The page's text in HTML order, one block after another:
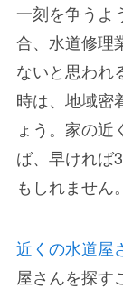
一刻を争うよ
合、水道修理
ないと思われ
時は、地域密
ょう。家の近
ば、早ければ
もしれません。
近くの水道屋
屋さんを探す